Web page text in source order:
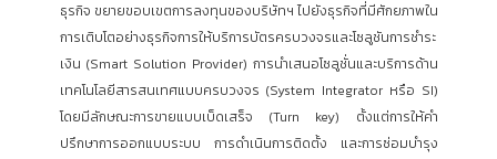
ธุรกิจ ขยายขอบเขตการลงทุนของบริษัทฯ ไปยังธุรกิจที่มีศักยภาพใน
การเติบโตอย่างธุรกิจการให้บริการบัตรครบวงจรและโซลูชันการชำระ
เงิน (Smart Solution Provider) การนำเสนอโซลูชั่นและบริการด้าน
เทคโนโลยีสารสนเทศแบบครบวงจร (System Integrator หรือ SI)
โดยมีลักษณะการขายแบบเบ็ดเสร็จ (Turn key) ตั้งแต่การให้คำ
ปรึกษาการออกแบบระบบ การดำเนินการติดตั้ง และการซ่อมบำรุง